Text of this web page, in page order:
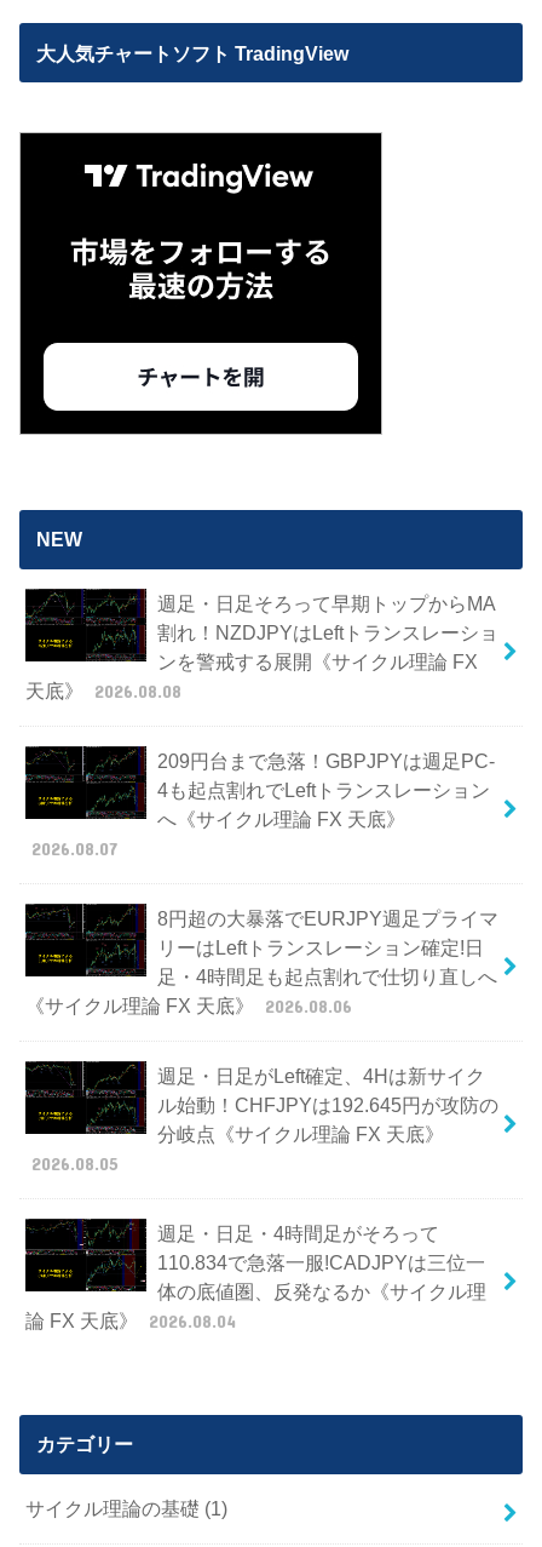
大人気チャートソフト TradingView
NEW
週足・日足そろって早期トップからMA
割れ！NZDJPYはLeftトランスレーショ
ンを警戒する展開《サイクル理論 FX
天底》
2026.08.08
209円台まで急落！GBPJPYは週足PC-
4も起点割れでLeftトランスレーション
へ《サイクル理論 FX 天底》
2026.08.07
8円超の大暴落でEURJPY週足プライマ
リーはLeftトランスレーション確定!日
足・4時間足も起点割れで仕切り直しへ
《サイクル理論 FX 天底》
2026.08.06
週足・日足がLeft確定、4Hは新サイク
ル始動！CHFJPYは192.645円が攻防の
分岐点《サイクル理論 FX 天底》
2026.08.05
週足・日足・4時間足がそろって
110.834で急落一服!CADJPYは三位一
体の底値圏、反発なるか《サイクル理
論 FX 天底》
2026.08.04
カテゴリー
サイクル理論の基礎 (1)